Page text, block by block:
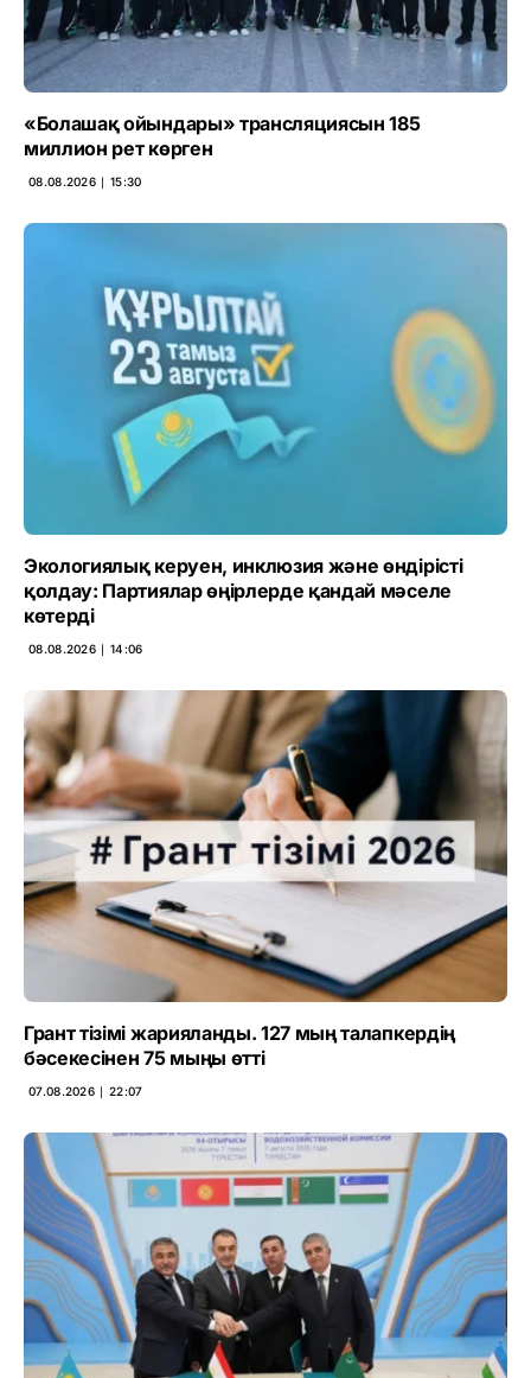
«Болашақ ойындары» трансляциясын 185
миллион рет көрген
08.08.2026 ∣ 15:30
Экологиялық керуен, инклюзия және өндірісті
қолдау: Партиялар өңірлерде қандай мәселе
көтерді
08.08.2026 ∣ 14:06
Грант тізімі жарияланды. 127 мың талапкердің
бәсекесінен 75 мыңы өтті
07.08.2026 ∣ 22:07